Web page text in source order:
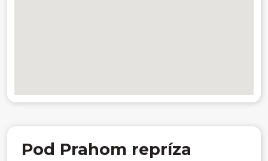
Pod Prahom repríza